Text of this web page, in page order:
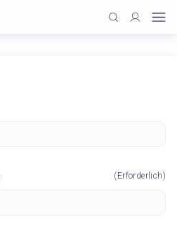
(Erforderlich)